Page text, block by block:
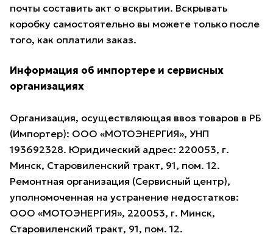
почты составить акт о вскрытии. Вскрывать
коробку самостоятельно вы можете только после
того, как оплатили заказ.
Информация об импортере и сервисных
организациях
Организация, осуществляющая ввоз товаров в РБ
(Импортер): ООО «МОТОЭНЕРГИЯ», УНП
193692328. Юридический адрес: 220053, г.
Минск, Старовиленский тракт, 91, пом. 12.
Ремонтная организация (Сервисный центр),
уполномоченная на устранение недостатков:
ООО «МОТОЭНЕРГИЯ», 220053, г. Минск,
Старовиленский тракт, 91, пом. 12.